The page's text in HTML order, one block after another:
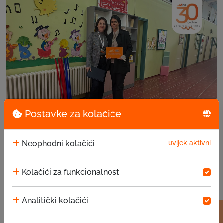
Postavke za kolačiće
Neophodni kolačići uvijek aktivni
Kolačići za funkcionalnost
Analitički kolačići
EKI donacija u JU za predškolsko vaspitanje i ...
15.07.2026